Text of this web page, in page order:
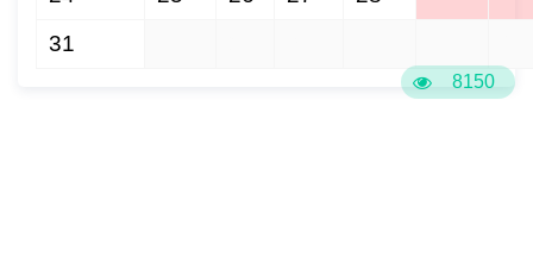
8150
31